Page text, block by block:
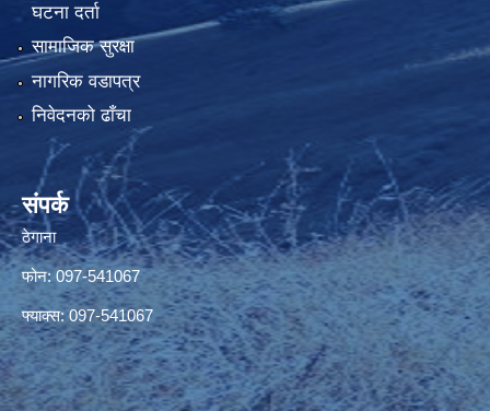
घटना दर्ता
सामाजिक सुरक्षा
नागरिक वडापत्र
निवेदनको ढाँचा
संपर्क
ठेगाना
फोन: 097-541067
फ्याक्स: 097-541067